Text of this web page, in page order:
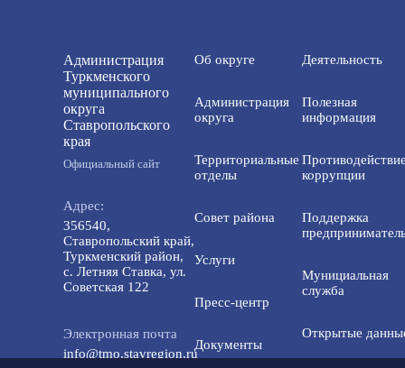
Администрация
Туркменского
муниципального
округа
Ставропольского
края
Официальный сайт
Адрес:
356540,
Ставропольский край,
Туркменский район,
с. Летняя Ставка, ул.
Советская 122
Электронная почта
info@tmo.stavregion.ru
Об округе
Администрация
округа
Территориальные
отделы
Совет района
Услуги
Пресс-центр
Документы
Деятельность
Полезная
информация
коррупции
Поддержка
Мунициальная
служба
Открытые